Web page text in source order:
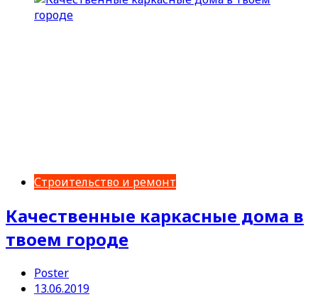
Строительство и ремонт
Качественные каркасные дома в
твоем городе
Poster
13.06.2019